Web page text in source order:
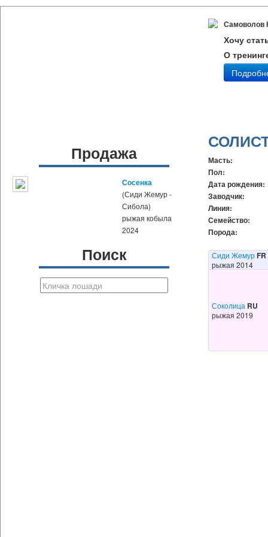
Самоволов
Хочу
О
Продажа
Сосенка
(Сиди Жемур -
Сибола)
рыжая кобыла
2024
Поиск
Масть:
Пол:
Дата рождения:
Заводчик:
Линия:
Семейство:
Порода:
Сиди ЖемурFR
рыжая 2014
Соколица RU
рыжая 2019